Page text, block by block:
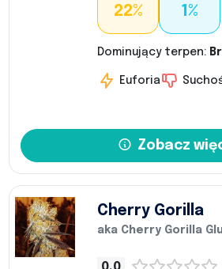
22% 1%
Dominujący terpen:
Euforia
Zobacz
Cherry Gorilla
aka Cherry Gorilla